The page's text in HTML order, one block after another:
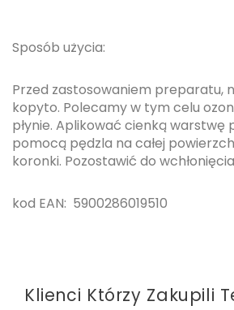
Sposób użycia:
Przed zastosowaniem preparatu,
kopyto. Polecamy w tym celu
płynie. Aplikować cienką warstwę
pomocą pędzla na całej
koronki. Pozostawić do
kod EAN: 5900286019510
Klienci Którzy Zakupili